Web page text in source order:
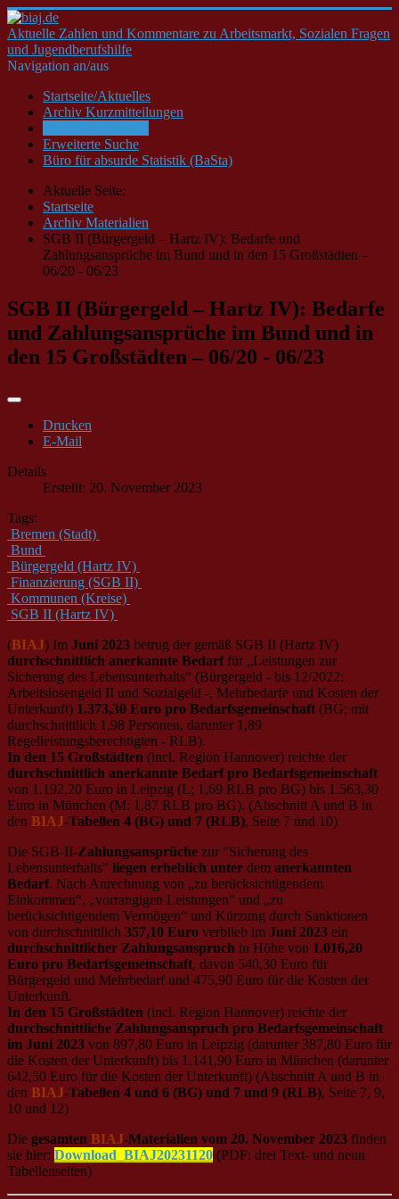
Aktuelle Zahlen und Kommentare zu Arbeitsmarkt, Sozialen Fragen
und Jugendberufshilfe
Navigation an/aus
Startseite/Aktuelles
Archiv Kurzmitteilungen
Erweiterte Suche
Büro für absurde Statistik (BaSta)
Aktuelle Seite:
Startseite
Archiv Materialien
SGB II (Bürgergeld – Hartz IV): Bedarfe und
Zahlungsansprüche im Bund und in den 15 Großstädten –
06/20 - 06/23
SGB II (Bürgergeld – Hartz IV): Bedarfe
und Zahlungsansprüche im Bund und in
den 15 Großstädten – 06/20 - 06/23
Drucken
E-Mail
Details
Erstellt: 20. November 2023
Tags:
Bremen (Stadt)
Bund
Bürgergeld (Hartz IV)
Finanzierung (SGB II)
Kommunen (Kreise)
SGB II (Hartz IV)
(BIAJ) Im Juni 2023 betrug der gemäß SGB II (Hartz IV)
durchschnittlich anerkannte Bedarffür „Leistungen zur
Sicherung des Lebensunterhalts“ (Bürgergeld - bis 12/2022:
Arbeitslosengeld II und Sozialgeld -, Mehrbedarfe und Kosten der
Unterkunft) 1.373,30 Euro pro Bedarfsgemeinschaft (BG; mit
durchschnittlich 1,98 Personen, darunter 1,89
Regelleistungsberechtigten - RLB).
In den 15 Großstädten (incl. Region Hannover) reichte der
durchschnittlich anerkannte Bedarf pro Bedarfsgemeinschaft
von 1.192,20 Euro in Leipzig (L; 1,69 RLB pro BG) bis 1.563,30
Euro in München (M: 1,87 RLB pro BG). (Abschnitt A und B in
den BIAJ-Tabellen 4 (BG) und 7 (RLB), Seite 7 und 10)
Die SGB-II-Zahlungsansprüche zur "Sicherung des
Lebensunterhalts" liegen erheblich unter dem anerkannten
Bedarf. Nach Anrechnung von „zu berücksichtigendem
Einkommen“, „vorrangigen Leistungen“ und „zu
berücksichtigendem Vermögen“ und Kürzung durch Sanktionen
von durchschnittlich 357,10 Euro verblieb im Juni 2023 ein
durchschnittlicher Zahlungsanspruch in Höhe von 1.016,20
Euro pro Bedarfsgemeinschaft, davon 540,30 Euro für
Bürgergeld und Mehrbedarf und 475,90 Euro für die Kosten der
Unterkunft.
In den 15 Großstädten (incl. Region Hannover) reichte der
durchschnittliche Zahlungsanspruch pro Bedarfsgemeinschaft
im Juni 2023 von 897,80 Euro in Leipzig (darunter 387,80 Euro für
die Kosten der Unterkunft) bis 1.141,90 Euro in München (darunter
642,50 Euro für die Kosten der Unterkunft) (Abschnitt A und B in
den BIAJ-Tabellen 4 und 6 (BG) und 7 und 9 (RLB), Seite 7, 9,
10 und 12)
Die gesamten BIAJ-Materialien vom 20. November 2023 finden
sie hier: Download_BIAJ20231120 (PDF: drei Text- und neun
Tabellenseiten)